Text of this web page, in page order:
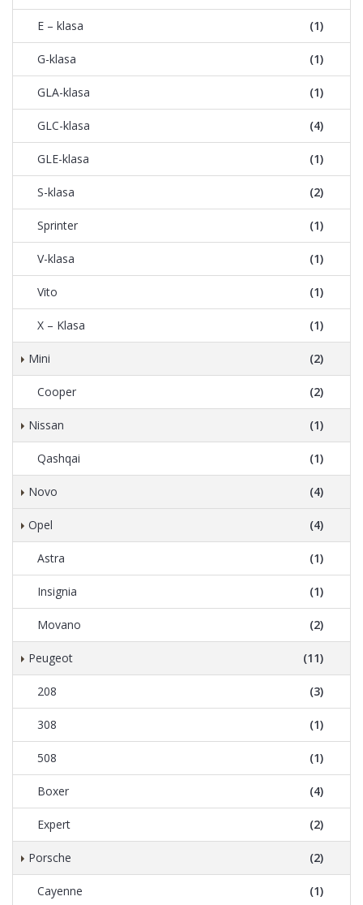
E – klasa (1)
G-klasa (1)
GLA-klasa (1)
GLC-klasa (4)
GLE-klasa (1)
S-klasa (2)
Sprinter (1)
V-klasa (1)
Vito (1)
X – Klasa (1)
Mini (2)
Cooper (2)
Nissan (1)
Qashqai (1)
Novo (4)
Opel (4)
Astra (1)
Insignia (1)
Movano (2)
Peugeot (11)
208 (3)
308 (1)
508 (1)
Boxer (4)
Expert (2)
Porsche (2)
Cayenne (1)